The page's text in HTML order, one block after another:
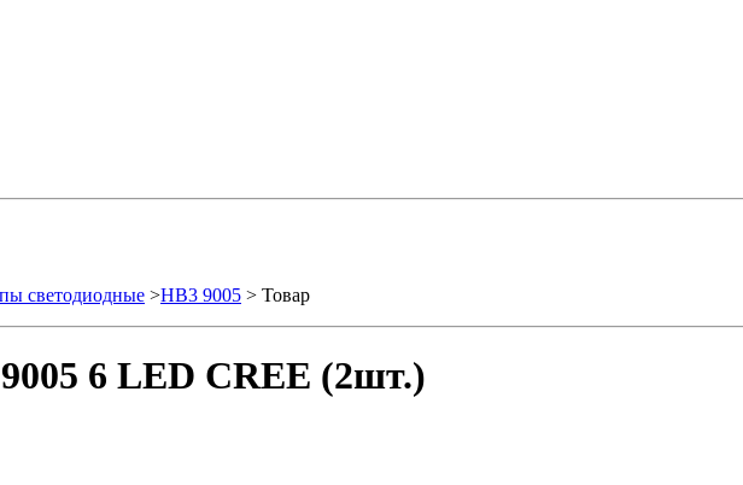
светодиодные >HB3 9005 > Товар
6 LED CREE (2шт.)